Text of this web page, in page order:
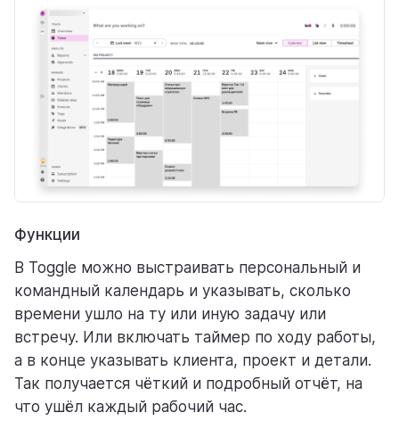
Функции
В Toggle можно выстраивать персональный и
командный календарь и указывать, сколько
времени ушло на ту или иную задачу или
встречу. Или включать таймер по ходу работы,
а в конце указывать клиента, проект и детали.
Так получается чёткий и подробный отчёт, на
что ушёл каждый рабочий час.